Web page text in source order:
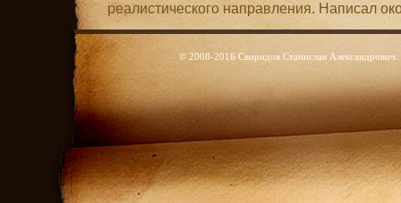
реалистического направления. Написал
© 2008-2016 Свиридов Станислав